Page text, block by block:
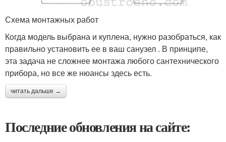
Схема монтажных работ
Когда модель выбрана и куплена, нужно разобраться, как
правильно установить ее в ваш санузел . В принципе,
эта задача не сложнее монтажа любого сантехнического
прибора, но все же нюансы здесь есть.
читать дальше →
Последние обновления на сайте: